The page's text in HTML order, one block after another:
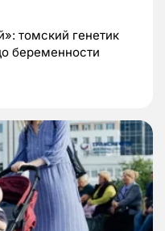
томский генетик
беременности